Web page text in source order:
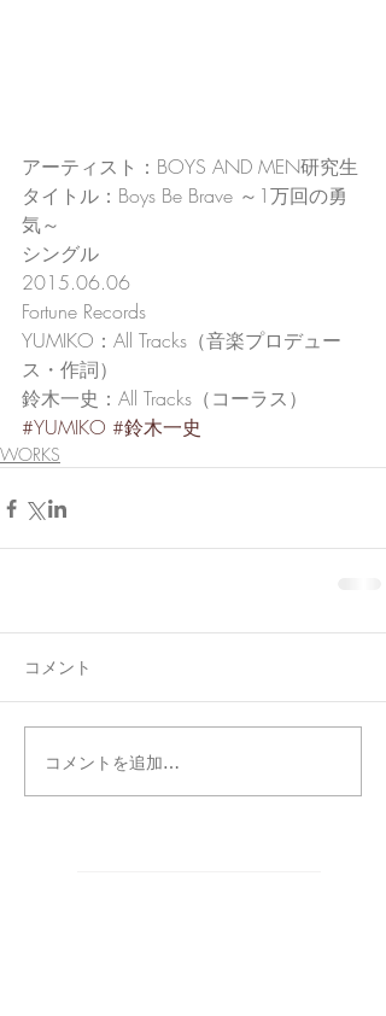
アーティスト：BOYS AND MEN研究生
タイトル：Boys Be Brave ～1万回の勇
気～
シングル
2015.06.06
Fortune Records
YUMIKO：All Tracks（音楽プロデュー
ス・作詞）
鈴木一史：All Tracks（コーラス）
#YUMIKO #鈴木一史
WORKS
コメント
コメントを追加…